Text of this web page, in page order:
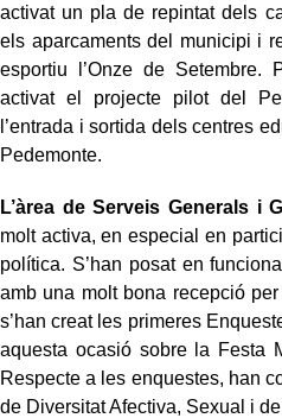
activat un pla de repintat dels
els aparcaments del municipi i
esportiu l’Onze de Setembre.
activat el projecte pilot del
l’entrada i sortida dels centres
Pedemonte.
L’àrea de Serveis Generals i
molt activa, en especial en
política. S’han posat en
amb una molt bona recepció
s’han creat les primeres
aquesta ocasió sobre la Festa
Respecte a les enquestes, han
de Diversitat Afectiva, Sexual i